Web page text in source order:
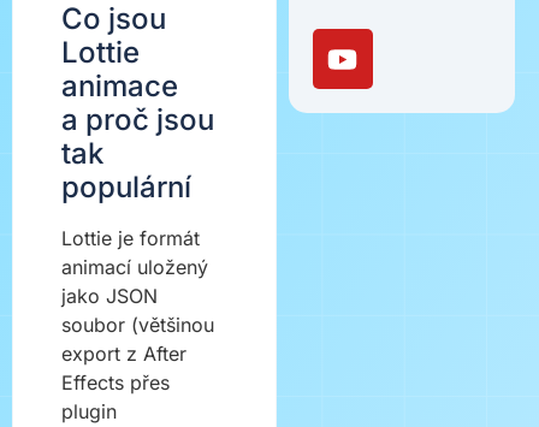
Co jsou
Lottie
animace
a proč jsou
tak
populární
Lottie je formát
animací uložený
jako JSON
soubor (většinou
export z After
Effects přes
plugin